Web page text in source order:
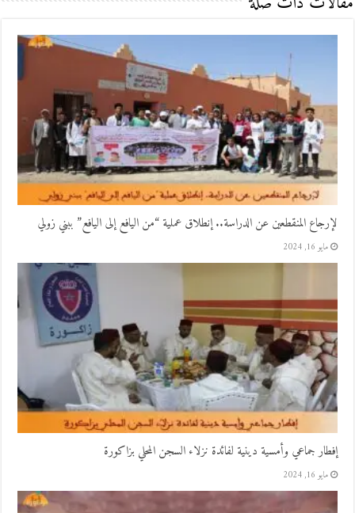
لإرجاع المنقطعين عن الدراسة.. إنطلاق عملية “من اليافع إلى اليافع” ببني زولي
مايو 16, 2024
إفطار جماعي وأمسية دينية لفائدة نزلاء السجن المحلي بزاكورة
مايو 16, 2024